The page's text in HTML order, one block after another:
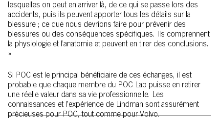
lesquelles on peut en arriver là, de ce qui se passe lors des
accidents, puis ils peuvent apporter tous les détails sur la
blessure ; ce que nous devrions faire pour prévenir des
blessures ou des conséquences spécifiques. Ils comprennent
la physiologie et l’anatomie et peuvent en tirer des conclusions.
»
Si POC est le principal bénéficiaire de ces échanges, il est
probable que chaque membre du POC Lab puisse en retirer
une réelle valeur dans sa vie professionnelle. Les
connaissances et l’expérience de Lindman sont assurément
précieuses pour POC, tout comme pour Volvo.